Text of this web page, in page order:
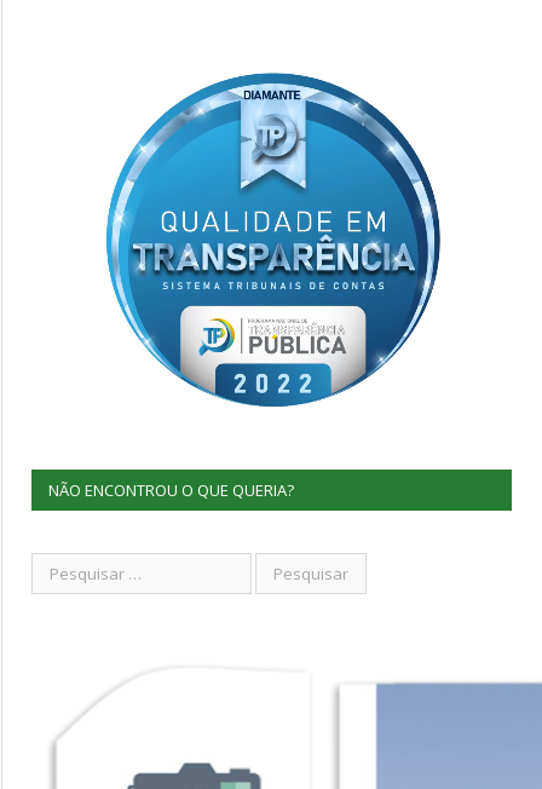
NÃO ENCONTROU O QUE QUERIA?